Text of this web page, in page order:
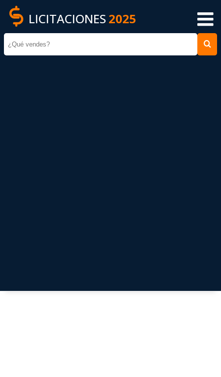
LICITACIONES 2025